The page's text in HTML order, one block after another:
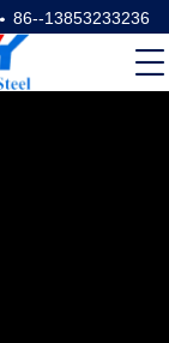
86--13853233236